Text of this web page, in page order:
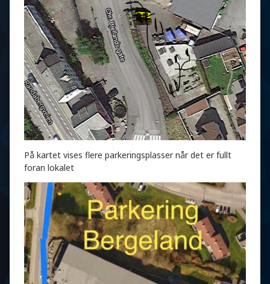
På kartet vises flere parkeringsplasser når det er fullt
foran lokalet